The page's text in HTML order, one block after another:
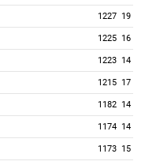
1227 19
1225 16
1223 14
1215 17
1182 14
1174 14
1173 15